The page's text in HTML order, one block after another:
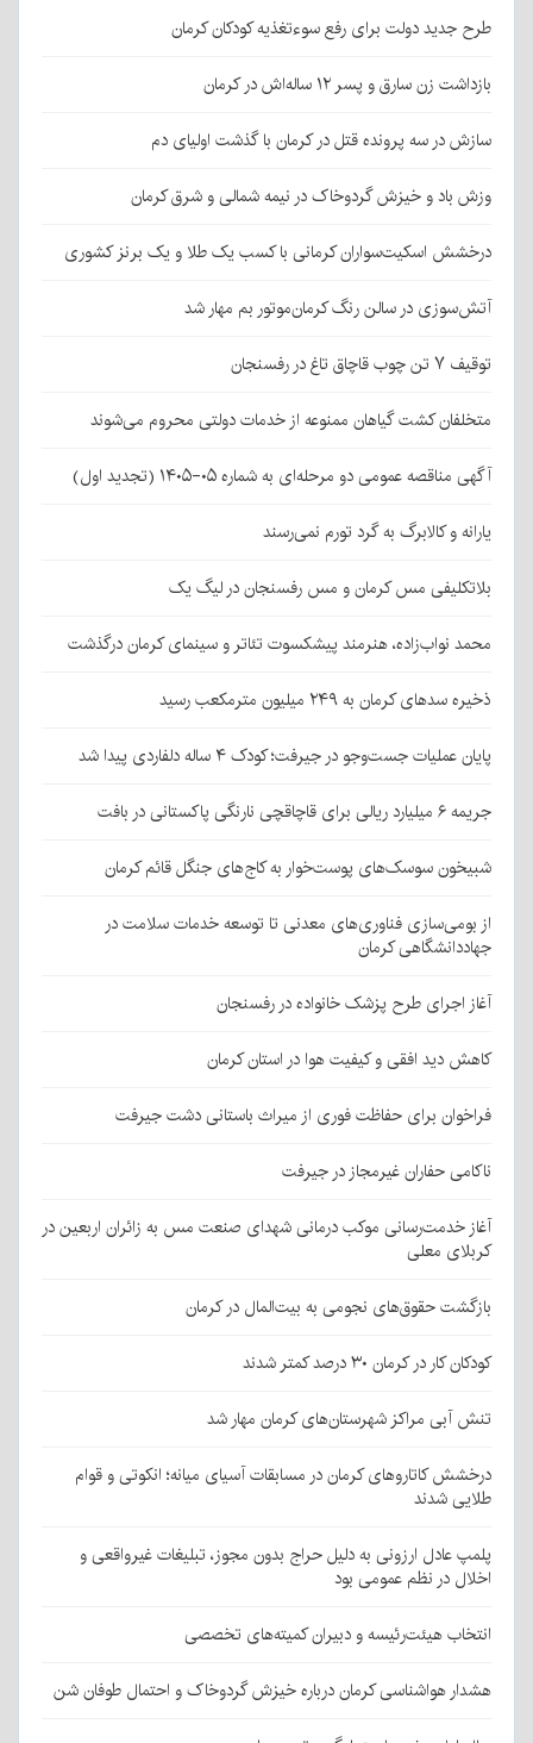
طرح جدید دولت برای رفع سوءتغذیه کودکان کرمان
بازداشت زن سارق و پسر ۱۲ ساله‌اش در کرمان
سازش در سه پرونده قتل در کرمان با گذشت اولیای دم
وزش باد و خیزش گردوخاک در نیمه شمالی و شرق کرمان
درخشش اسکیت‌سواران کرمانی با کسب یک طلا و یک برنز کشوری
آتش‌سوزی در سالن رنگ کرمان‌موتور بم مهار شد
توقیف ۷ تن چوب قاچاق تاغ در رفسنجان
متخلفان کشت گیاهان ممنوعه از خدمات دولتی محروم می‌شوند
آگهی مناقصه عمومی دو مرحله‌ای به شماره ۰۵-۱۴۰۵ (تجدید اول)
یارانه و کالابرگ به گرد تورم نمی‌رسند
بلاتکلیفی مس کرمان و مس رفسنجان در لیگ یک
محمد نواب‌زاده، هنرمند پیشکسوت تئاتر و سینمای کرمان درگذشت
ذخیره سدهای کرمان به ۲۴۹ میلیون مترمکعب رسید
پایان عملیات جست‌وجو در جیرفت؛ کودک ۴ ساله دلفاردی پیدا شد
جریمه ۶ میلیارد ریالی برای قاچاقچی نارنگی پاکستانی در بافت
شبیخون سوسک‌های پوست‌خوار به کاج‌های جنگل قائم کرمان
از بومی‌سازی فناوری‌های معدنی تا توسعه خدمات سلامت در
جهاددانشگاهی کرمان
آغاز اجرای طرح پزشک خانواده در رفسنجان
کاهش دید افقی و کیفیت هوا در استان کرمان
فراخوان برای حفاظت فوری از میراث باستانی دشت جیرفت
ناکامی حفاران غیرمجاز در جیرفت
آغاز خدمت‌رسانی موکب درمانی شهدای صنعت مس به زائران اربعین در
کربلای معلی
بازگشت حقوق‌های نجومی به بیت‌المال در کرمان
کودکان کار در کرمان ۳۰ درصد کمتر شدند
تنش آبی مراکز شهرستان‌های کرمان مهار شد
درخشش کاتاروهای کرمان در مسابقات آسیای میانه؛ انکوتی و قوام
طلایی شدند
پلمپ عادل ارزونی به دليل حراج بدون مجوز، تبليغات غیرواقعی و
اخلال در نظم عمومی بود
انتخاب هیئت‌رئیسه و دبیران کمیته‌های تخصصی
هشدار هواشناسی کرمان درباره خیزش گردوخاک و احتمال طوفان شن